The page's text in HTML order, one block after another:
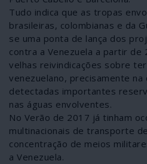
Tudo indica que as tropas
brasileiras, colombianas e da
se uma ponta de lança dos
contra a Venezuela a partir de
velhas reivindicações sobre
venezuelano, precisamente na
detectadas importantes
nas águas envolventes.
No Verão de 2017 já tinham
multinacionais de transporte
concentração de meios
a Venezuela.